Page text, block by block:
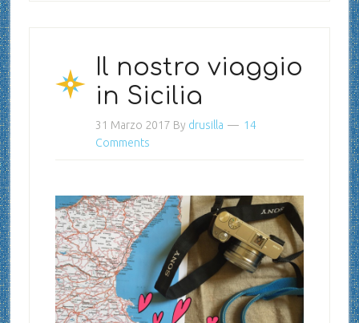
Il nostro viaggio
in Sicilia
31 Marzo 2017 By drusilla
14
Comments